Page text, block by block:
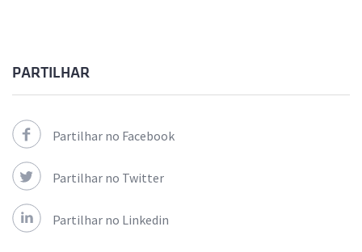
PARTILHAR
Partilhar no Facebook
Partilhar no Twitter
Partilhar no Linkedin